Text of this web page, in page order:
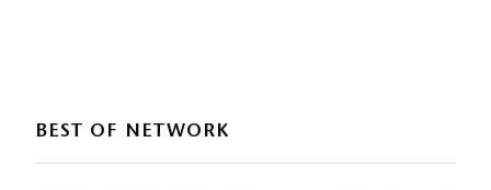
BEST OF NETWORK